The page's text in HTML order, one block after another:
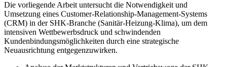
Die vorliegende Arbeit untersucht die Notwendigkeit und
Umsetzung eines Customer-Relationship-Management-Systems
(CRM) in der SHK-Branche (Sanitär-Heizung-Klima), um dem
intensiven Wettbewerbsdruck und schwindenden
Kundenbindungsmöglichkeiten durch eine strategische
Neuausrichtung entgegenzuwirken.